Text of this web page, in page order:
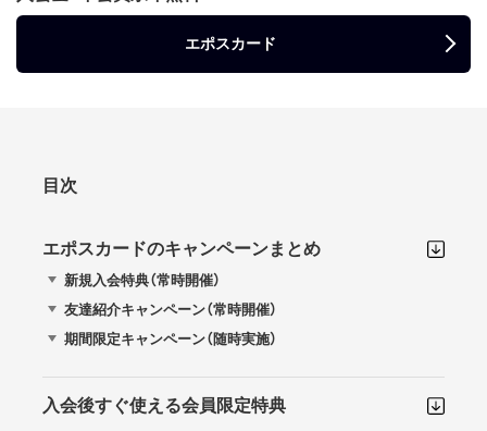
エポスカード
目次
エポスカードのキャンペーンまとめ
新規入会特典（常時開催）
友達紹介キャンペーン（常時開催）
期間限定キャンペーン（随時実施）
入会後すぐ使える会員限定特典